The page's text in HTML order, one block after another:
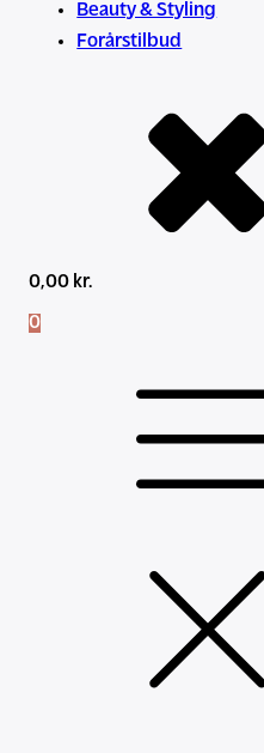
Beauty & Styling
Forårstilbud
0,00 kr.
0